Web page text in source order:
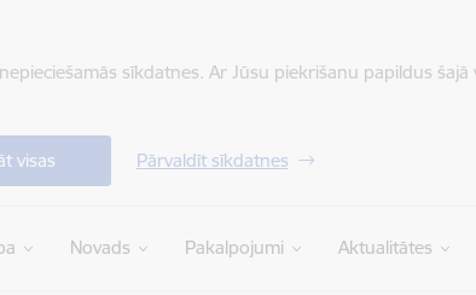
sīkdatnes. Ar Jūsu piekrišanu papildus
visas Pārvaldīt sīkdatnes
Novads Pakalpojumi Aktualitātes